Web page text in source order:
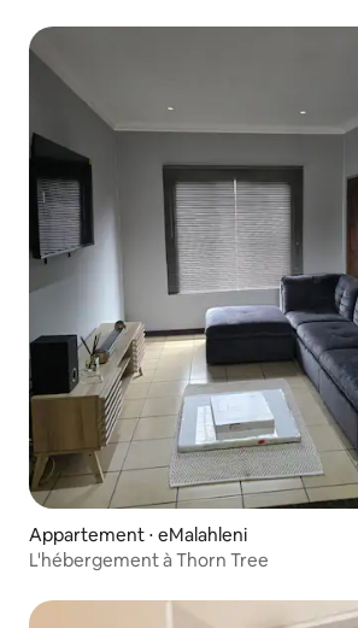
Appartement ⋅ eMalahleni
L'hébergement à Thorn Tree